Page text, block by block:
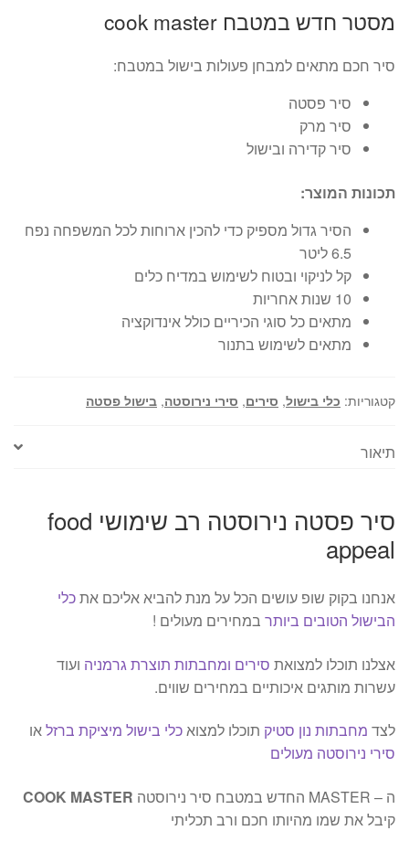
מסטר חדש במטבח cook master
סיר חכם מתאים למבחן פעולות בישול במטבח:
סיר פסטה
סיר מרק
סיר קדירה ובישול
תכונות המוצר:
הסיר גדול מספיק כדי להכין ארוחות לכל המשפחה נפח
6.5 ליטר
קל לניקוי ובטוח לשימוש במדיח כלים
10 שנות אחריות
מתאים כל סוגי הכיריים כולל אינדוקציה
מתאים לשימוש בתנור
קטגוריות: כלי בישול, סירים, סירי נירוסטה, בישול פסטה
תיאור
סיר פסטה נירוסטה רב שימושי food
appeal
אנחנו בקוק שופ עושים הכל על מנת להביא אליכם אתכלי
הבישול הטובים ביותר במחירים מעולים !
אצלנו תוכלו למצואת סירים ומחבתות תוצרת גרמניה ועוד
עשרות מותגים איכותיים במחירים שווים.
לצד מחבתות נון סטיק תוכלו למצואכלי בישול מיציקת ברזלאו
סירי נירוסטה מעולים
ה – MASTER החדש במטבח סיר נירוסטה
COOK MASTER
קיבל את שמו מהיותו חכם ורב תכליתי